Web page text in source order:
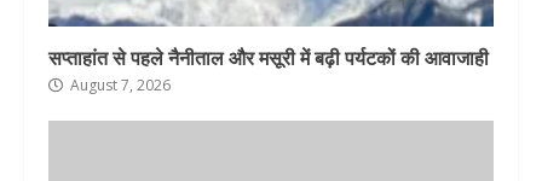
सप्ताहांत से पहले नैनीताल और मसूरी में बढ़ी पर्यटकों की आवाजाही
August 7, 2026